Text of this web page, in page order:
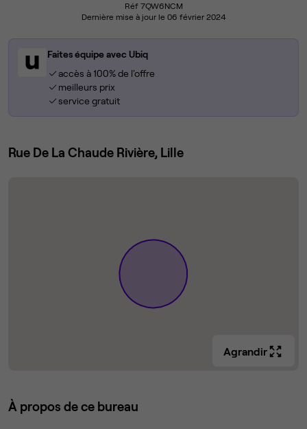
Réf 7QW6NCM
Dernière mise à jour le 06 février 2024
Faites équipe avec Ubiq
accès à 100% de l'offre
meilleurs prix
service gratuit
Rue De La Chaude Rivière, Lille
Agrandir
À propos de ce bureau